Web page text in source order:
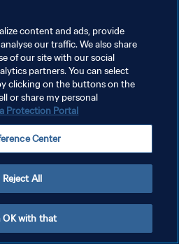
en la Copa Mundial de la
DE LAS COOKIES
derechos reservados.
content and ads, provide
our traffic. We also share
of our site with our social
partners. You can select
clicking on the buttons on the
or share my personal
Protection Portal
Center
Reject All
OK with that